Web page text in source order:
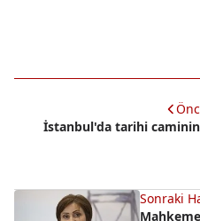
İstanbul'da tarihi
Sonraki